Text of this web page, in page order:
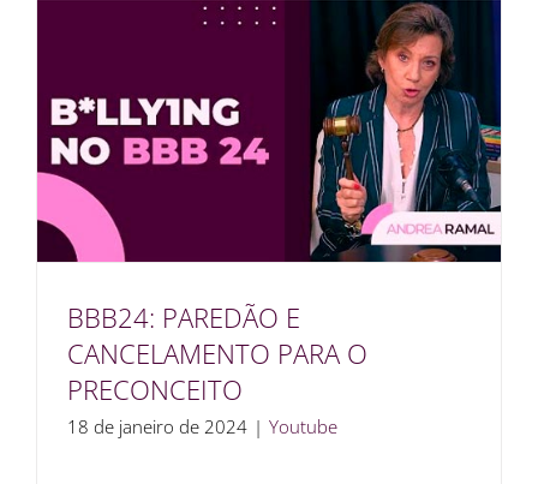
BBB24: PAREDÃO E
CANCELAMENTO PARA O
PRECONCEITO
18 de janeiro de 2024 | Youtube